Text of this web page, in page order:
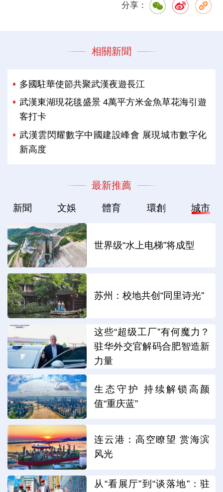
分享：
相關新聞
多國駐華使節共聚武漢夜遊長江
武漢東湖現花毯盛景 4萬平方米金魚草花海引遊
客打卡
武漢雲閃耀數字中國建設峰會 展現城市數字化
新高度
最新推薦
新聞 文娛 體育 環創 城市
世界级“水上电梯”将成型
苏州：校地共创“同里诗光”
这些“超级工厂”有何魔力？
驻华外交官解码合肥智造新
力量
生态守护 持续解锁高颜
值“重庆蓝”
连云港：高空瞭望 赏海滨
风光
从“看展厅”到“谈落地”：驻